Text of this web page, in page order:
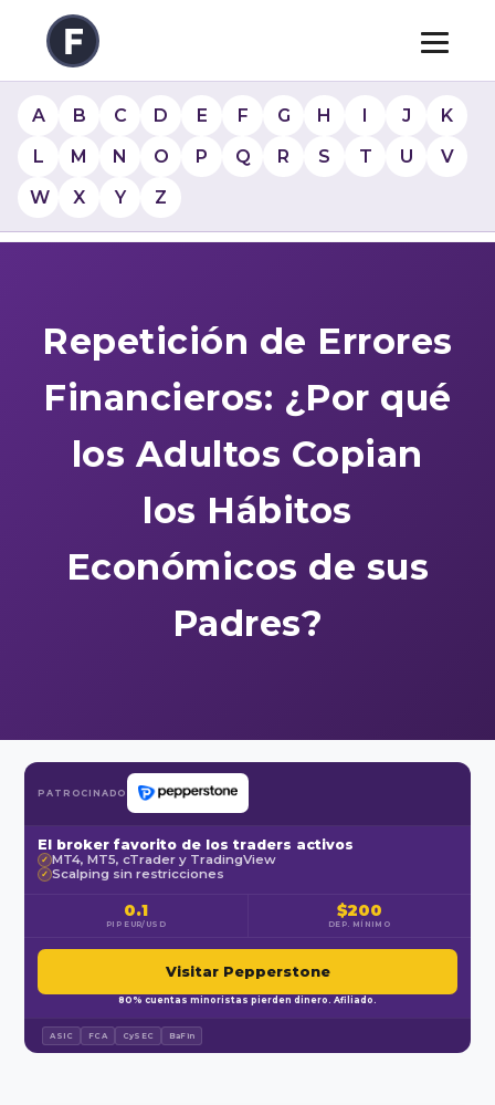
A B C D E F G H I J
K
L
M N O P Q R S T U
V
W
X Y Z
Repetición de Errores
Financieros: ¿Por qué
los Adultos Copian
los Hábitos
Económicos de sus
Padres?
PATROCINADO
El broker favorito de los traders activos
✓ MT4, MT5, cTrader y TradingView
✓ Scalping sin restricciones
0.1
PIP EUR/USD
$200
DEP. MÍNIMO
Visitar Pepperstone
80% cuentas minoristas pierden dinero. Afiliado.
ASIC FCA CySEC BaFin